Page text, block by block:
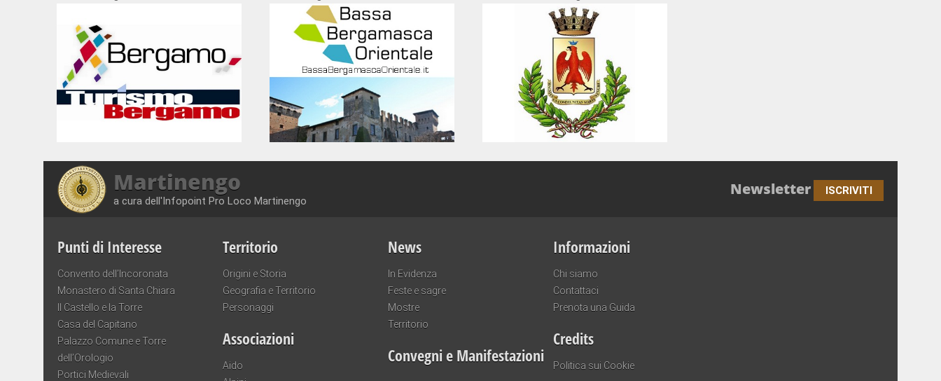
Martinengo
a cura dell'Infopoint Pro Loco Martinengo
Newsletter ISCRIVITI
Punti di Interesse
Convento dell’Incoronata
Monastero di Santa Chiara
Il Castello e la Torre
Casa del Capitano
Palazzo Comune e Torre
dell’Orologio
Portici Medievali
Territorio
Origini e Storia
Geografia e Territorio
Personaggi
Associazioni
Aido
News
In Evidenza
Feste e sagre
Mostre
Territorio
Convegni e Manifestazioni
Informazioni
Chi siamo
Contattaci
Prenota una Guida
Credits
Politica sui Cookie